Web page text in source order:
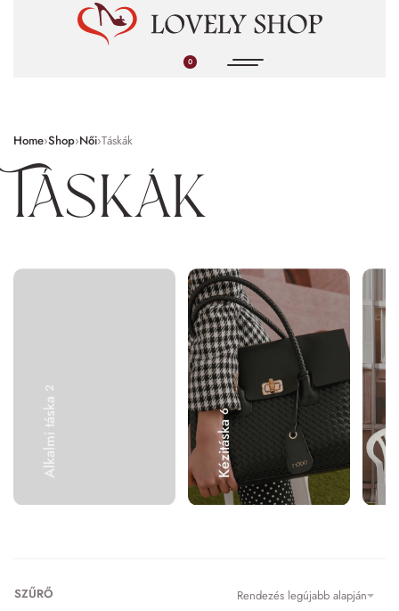
0
Home›Shop›Női›Táskák
Táskák
Alkalmi táska
2
Kézitáska
6
Rendezés legújabb alapján
SZŰRŐ